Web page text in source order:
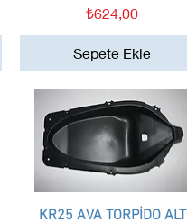
Fiyat
₺624,00
Sepete Ekle
Hızlı Bakış
KR25 AVA TORPİDO ALT